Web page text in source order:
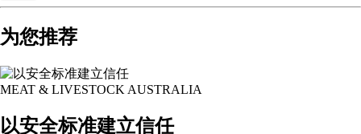
为您推荐
MEAT & LIVESTOCK AUSTRALIA
以安全标准建立信任